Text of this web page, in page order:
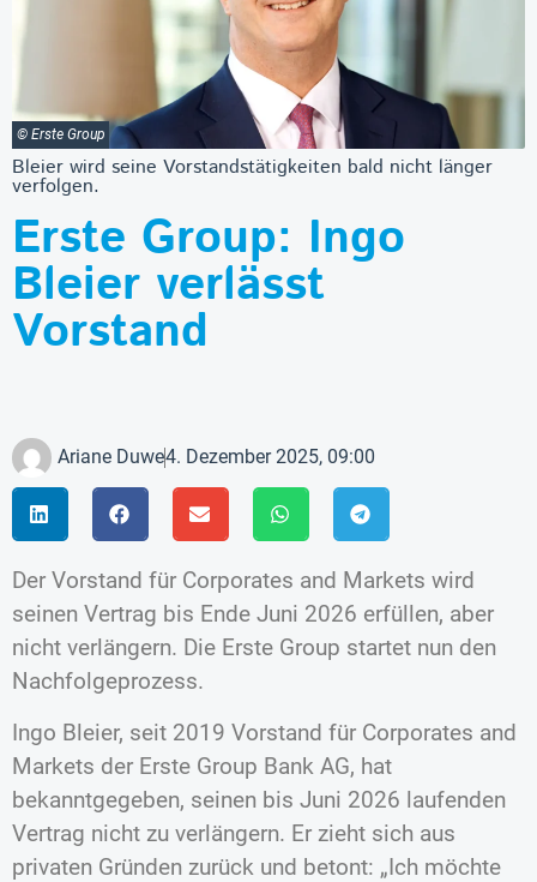
© Erste Group
Bleier wird seine Vorstandstätigkeiten bald nicht länger
verfolgen.
Erste Group: Ingo
Bleier verlässt
Vorstand
Ariane Duwe4. Dezember 2025, 09:00
Der Vorstand für Corporates and Markets wird
seinen Vertrag bis Ende Juni 2026 erfüllen, aber
nicht verlängern. Die Erste Group startet nun den
Nachfolgeprozess.
Ingo Bleier, seit 2019 Vorstand für Corporates and
Markets der Erste Group Bank AG, hat
bekanntgegeben, seinen bis Juni 2026 laufenden
Vertrag nicht zu verlängern. Er zieht sich aus
privaten Gründen zurück und betont: „Ich möchte